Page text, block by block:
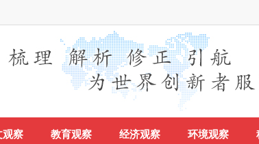
观察 教育观察 经济观察 环境观察